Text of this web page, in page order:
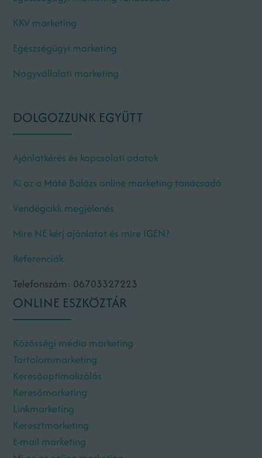
KKV marketing
Egészségügyi marketing
Nagyvállalati marketing
DOLGOZZUNK EGYÜTT
Ajánlatkérés és kapcsolati adatok
Ki az a Máté Balázs online marketing tanácsadó
Vendégcikk megjelenés
Mire NE kérj ajánlatot és mire IGEN?
Referenciák
Telefonszám: 06703327223
ONLINE ESZKÖZTÁR
Közösségi média marketing
Tartalommarketing
Keresőoptimalizálás
Keresőmarketing
Linkmarketing
Keresztmarketing
E-mail marketing